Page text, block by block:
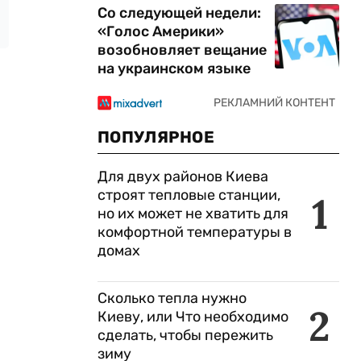
Со следующей недели:
«Голос Америки»
возобновляет вещание
на украинском языке
ПОПУЛЯРНОЕ
1
Для двух районов Киева
строят тепловые станции,
но их может не хватить для
комфортной температуры в
домах
2
Сколько тепла нужно
Киеву, или Что необходимо
сделать, чтобы пережить
зиму